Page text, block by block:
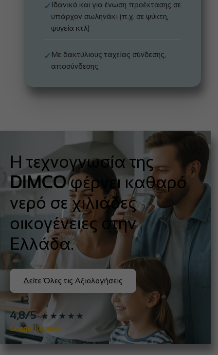
✓ Ιδανικό και για ένωση προέκτασης σε
υπάρχον σωληνάκι (π.χ. σε ψύκτη,
ψυγεία κτλ)
✓ Με δακτύλιους ταχείας σύνδεσης,
αποσύνδεσης
Η τεχνογνωσία της
DIMCOφέρνει καθαρό
νερό σε χιλιάδες
οικογένειες στην
Ελλάδα.
Δείτε Όλες τις Αξιολογήσεις
4,8/5 ★★★★★
Google Reviews